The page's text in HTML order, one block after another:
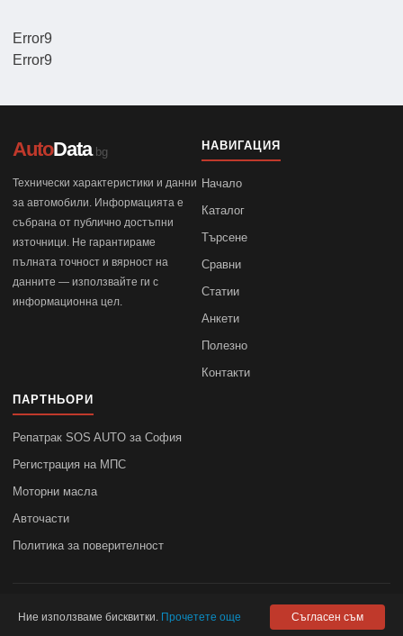
Error9
Error9
AutoData.bg
Технически характеристики и данни
за автомобили. Информацията е
събрана от публично достъпни
източници. Не гарантираме
пълната точност и вярност на
данните — използвайте ги с
информационна цел.
НАВИГАЦИЯ
Начало
Каталог
Търсене
Сравни
Статии
Анкети
Полезно
Контакти
ПАРТНЬОРИ
Репатрак SOS AUTO за София
Регистрация на МПС
Моторни масла
Авточасти
Политика за поверителност
autodata.bg не носи отговорност за точността на данните.
Ние използваме бисквитки. Прочетете още Съгласен съм